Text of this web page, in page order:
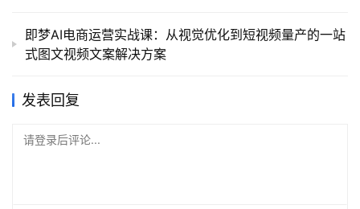
即梦AI电商运营实战课：从视觉优化到短视频量产的一站
式图文视频文案解决方案
发表回复
请登录后评论...